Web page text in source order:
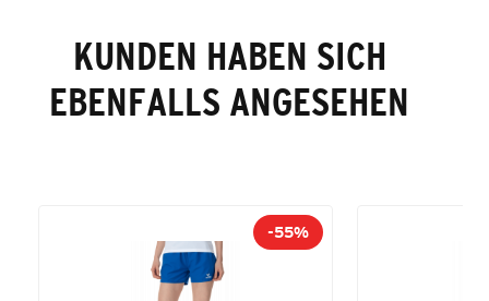
KUNDEN HABEN SICH
EBENFALLS ANGESEHEN
-55%